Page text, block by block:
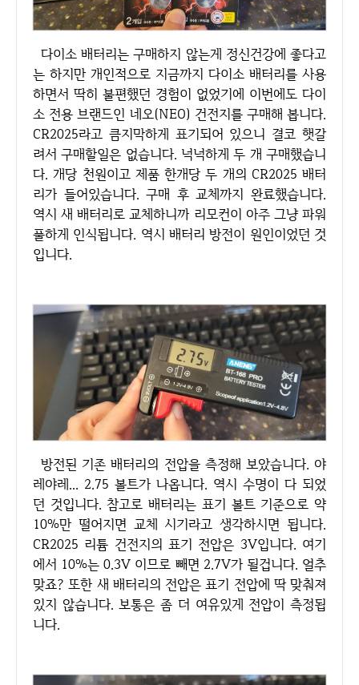
다이소 배터리는 구매하지 않는게 정신건강에 좋다고
는 하지만 개인적으로 지금까지 다이소 배터리를 사용
하면서 딱히 불편했던 경험이 없었기에 이번에도 다이
소 전용 브랜드인 네오(NEO) 건전지를 구매해 봅니다.
CR2025라고 큼지막하게 표기되어 있으니 결코 햇갈
려서 구매할일은 없습니다. 넉넉하게 두 개 구매했습니
다. 개당 천원이고 제품 한개당 두 개의 CR2025 배터
리가 들어있습니다. 구매 후 교체까지 완료했습니다.
역시 새 배터리로 교체하니까 리모컨이 아주 그냥 파워
풀하게 인식됩니다. 역시 배터리 방전이 원인이었던 것
입니다.
방전된 기존 배터리의 전압을 측정해 보았습니다. 야
레야레... 2.75 볼트가 나옵니다. 역시 수명이 다 되었
던 것입니다. 참고로 배터리는 표기 볼트 기준으로 약
10%만 떨어지면 교체 시기라고 생각하시면 됩니다.
CR2025 리튬 건전지의 표기 전압은 3V입니다. 여기
에서 10%는 0.3V 이므로 빼면 2.7V가 될겁니다. 얼추
맞죠? 또한 새 배터리의 전압은 표기 전압에 딱 맞춰져
있지 않습니다. 보통은 좀 더 여유있게 전압이 측정됩
니다.